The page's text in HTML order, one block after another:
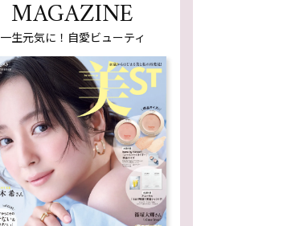
MAGAZINE
一生元気に！自愛ビューティ